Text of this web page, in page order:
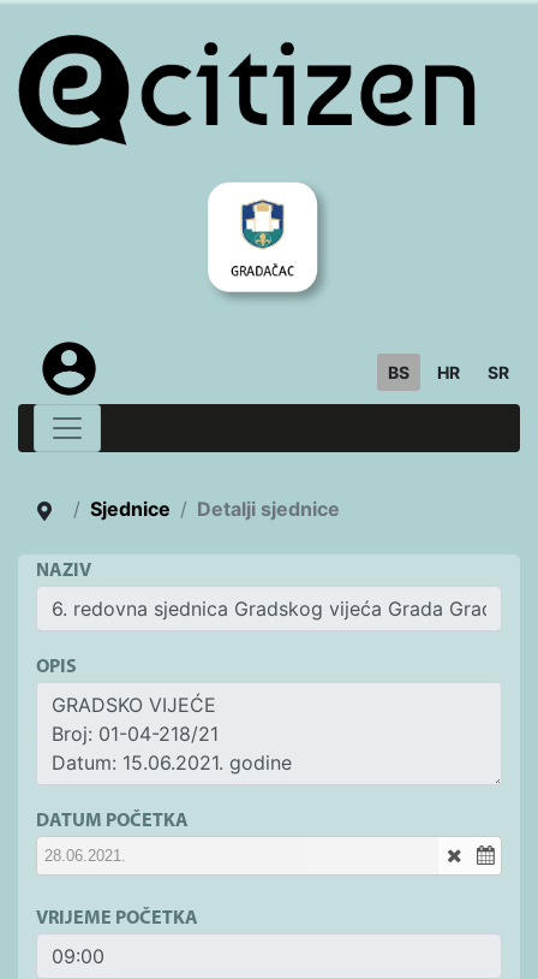
BS HR SR
Sjednice Detalji sjednice
NAZIV
OPIS
DATUM POČETKA
VRIJEME POČETKA